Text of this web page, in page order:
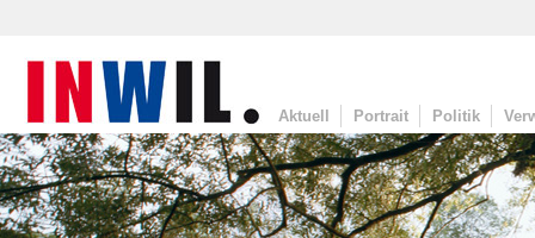
Aktuell Portrait Politik